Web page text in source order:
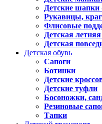
Детские
Рукавицы,
Флисовые
Детская
Детская
Детская обувь
Сапоги
Ботинки
Детские
Детские туфли
Босоножки,
Резиновые
Тапки